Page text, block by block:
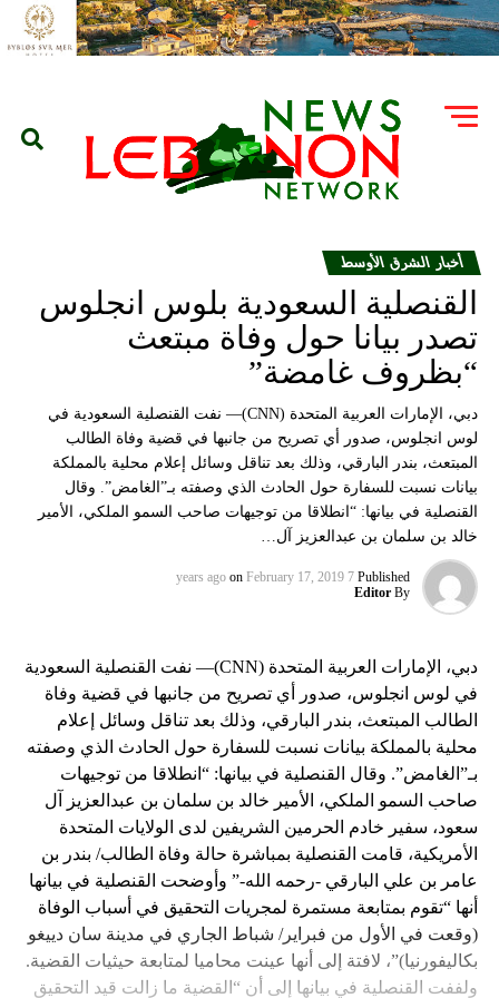
أخبار الشرق الأوسط
القنصلية السعودية بلوس انجلوس
تصدر بيانا حول وفاة مبتعث
“بظروف غامضة”
دبي، الإمارات العربية المتحدة (CNN)— نفت القنصلية السعودية في
لوس انجلوس، صدور أي تصريح من جانبها في قضية وفاة الطالب
المبتعث، بندر البارقي، وذلك بعد تناقل وسائل إعلام محلية بالمملكة
بيانات نسبت للسفارة حول الحادث الذي وصفته بـ”الغامض”. وقال
القنصلية في بيانها: “انطلاقا من توجيهات صاحب السمو الملكي، الأمير
خالد بن سلمان بن عبدالعزيز آل…
Published
7 years ago
on February 17, 2019
By
Editor
دبي، الإمارات العربية المتحدة (CNN)— نفت القنصلية السعودية
في لوس انجلوس، صدور أي تصريح من جانبها في قضية وفاة
الطالب المبتعث، بندر البارقي، وذلك بعد تناقل وسائل إعلام
محلية بالمملكة بيانات نسبت للسفارة حول الحادث الذي وصفته
بـ”الغامض”. وقال القنصلية في بيانها: “انطلاقا من توجيهات
صاحب السمو الملكي، الأمير خالد بن سلمان بن عبدالعزيز آل
سعود، سفير خادم الحرمين الشريفين لدى الولايات المتحدة
الأمريكية، قامت القنصلية بمباشرة حالة وفاة الطالب/ بندر بن
عامر بن علي البارقي -رحمه الله-” وأوضحت القنصلية في بيانها
أنها “تقوم بمتابعة مستمرة لمجريات التحقيق في أسباب الوفاة
(وقعت في الأول من فبراير/ شباط الجاري في مدينة سان دييغو
بكاليفورنيا)”، لافتة إلى أنها عينت محاميا لمتابعة حيثيات القضية.
ولففت القنصلية في بيانها إلى أن “القضية ما زالت قيد التحقيق